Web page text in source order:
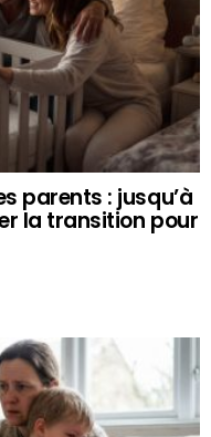
parents : jusqu’à
la transition pour